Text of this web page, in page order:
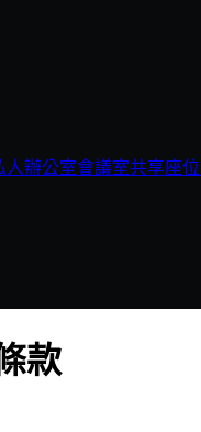
人辦公室會議室共享座
款